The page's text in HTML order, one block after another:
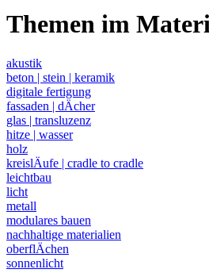
Themen im
akustik
beton | stein | keramik
digitale fertigung
fassaden | dÄcher
glas | transluzenz
hitze | wasser
holz
kreislÄufe | cradle to cradle
leichtbau
licht
metall
modulares bauen
nachhaltige materialien
oberflÄchen
sonnenlicht